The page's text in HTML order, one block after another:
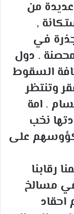
من
,
في
. دول
السقوط
وتنتظر
. امة
نخب
كؤوسهم على
رقابنا
في مسالخ
احقاد